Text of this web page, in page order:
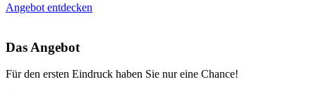
Angebot entdecken
Das Angebot
Für den ersten Eindruck haben Sie nur eine Chance!